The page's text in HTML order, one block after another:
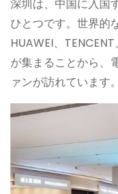
深圳は、中国に入国
ひとつです。世界的
HUAWEI、
が集まることから、
ァンが訪れています。